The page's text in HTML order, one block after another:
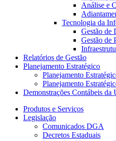
Análise e
Tecnologia da
Gestão de
Gestão de
Relatórios de Gestão
Planejamento Estratégico
Planejamento
Planejamento
Demonstrações Contábeis
Produtos e Serviços
Legislação
Comunicados DGA
Decretos Estaduais